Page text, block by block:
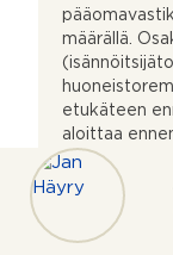
määrällä.
etukäteen
aloittaa
on laaja ja
ainoastaan
tulee olla